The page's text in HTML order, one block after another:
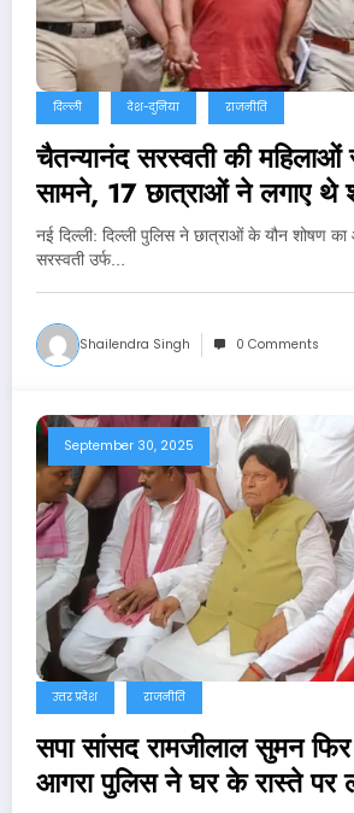
दिल्ली देश-दुनिया राजनीति
चैतन्यानंद सरस्‍वती की
सामने, 17 छात्राओं ने लगाए थे
नई दिल्‍ली: दिल्‍ली पुलिस ने छात्राओं के यौन शोषण का
सरस्वती उर्फ…
Shailendra Singh 0 Comments
September 30, 2025
उत्तर प्रदेश राजनीति
सपा सांसद रामजीलाल सुमन
आगरा पुलिस ने घर के रास्ते पर